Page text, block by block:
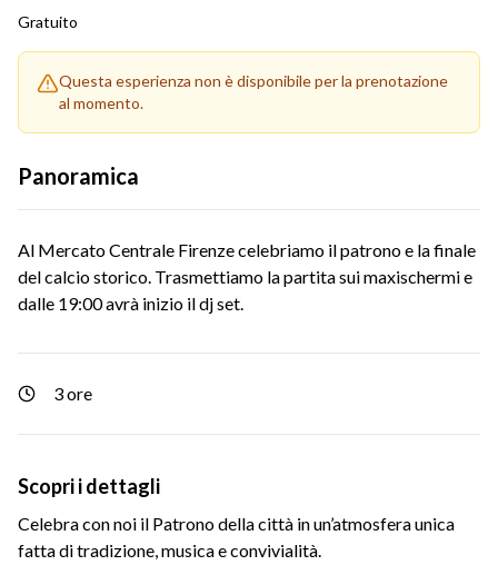
Gratuito
Questa esperienza non è disponibile per la prenotazione
al momento.
Panoramica
Al Mercato Centrale Firenze celebriamo il patrono e la finale
del calcio storico. Trasmettiamo la partita sui maxischermi e
dalle 19:00 avrà inizio il dj set.
3 ore
Scopri i dettagli
Celebra con noi il Patrono della città in un’atmosfera unica
fatta di tradizione, musica e convivialità.